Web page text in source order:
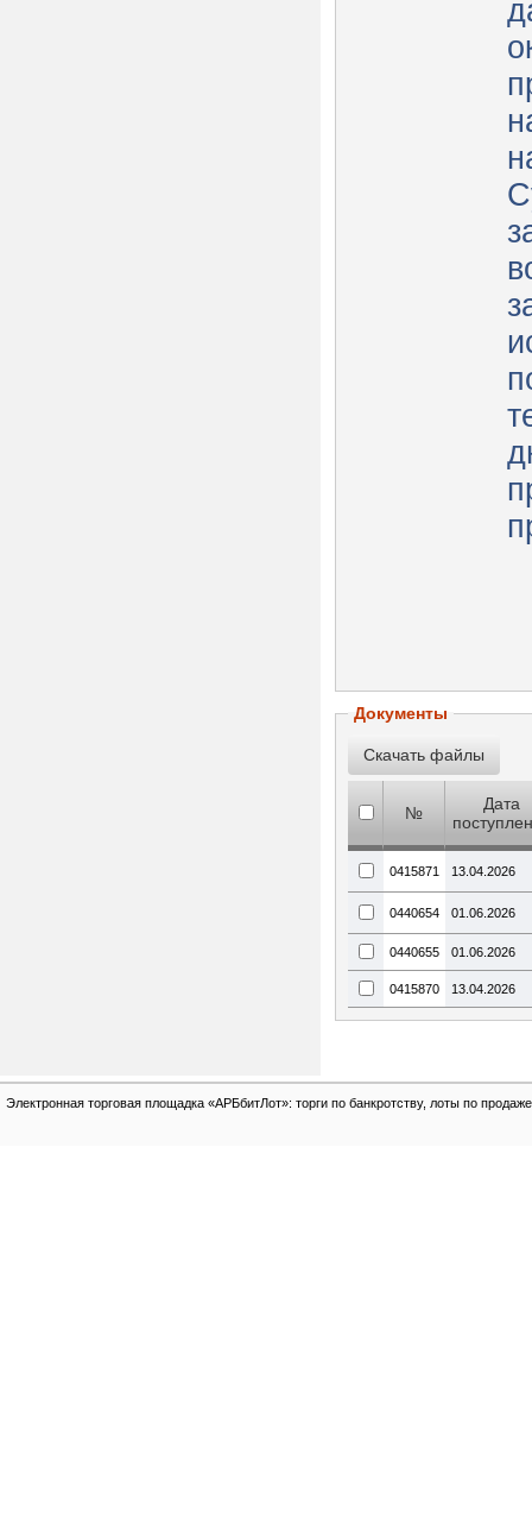
Документы
№
Дата
0415871 13.04.2026
0440654 01.06.2026
0440655 01.06.2026
0415870 13.04.2026
Электронная торговая площадка «АРБбитЛот»: торги по банкротству, лоты по